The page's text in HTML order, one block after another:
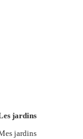
jardins
jardins